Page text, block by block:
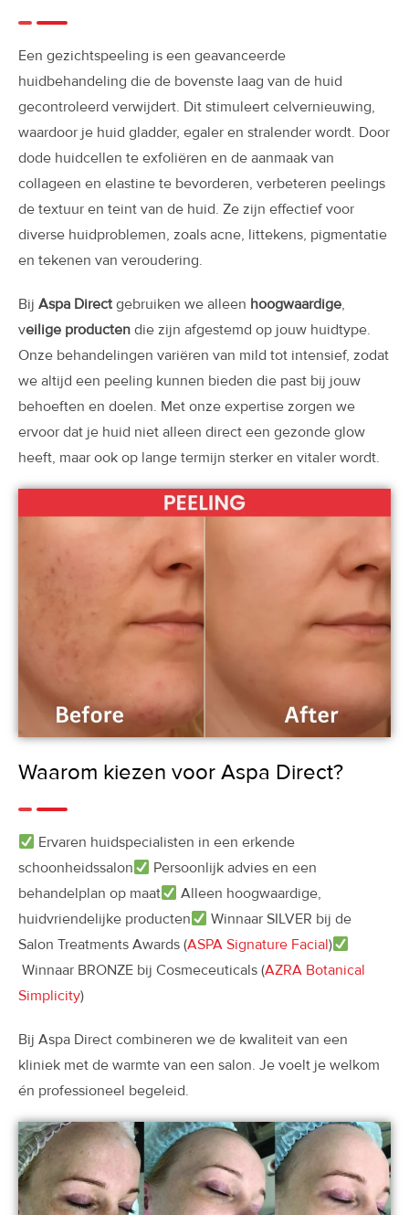
Een gezichtspeeling is een geavanceerde
huidbehandeling die de bovenste laag van de huid
gecontroleerd verwijdert. Dit stimuleert celvernieuwing,
waardoor je huid gladder, egaler en stralender wordt. Door
dode huidcellen te exfoliëren en de aanmaak van
collageen en elastine te bevorderen, verbeteren peelings
de textuur en teint van de huid. Ze zijn effectief voor
diverse huidproblemen, zoals acne, littekens, pigmentatie
en tekenen van veroudering.
Bij Aspa Direct gebruiken we alleen hoogwaardige,
veilige producten die zijn afgestemd op jouw huidtype.
Onze behandelingen variëren van mild tot intensief, zodat
we altijd een peeling kunnen bieden die past bij jouw
behoeften en doelen. Met onze expertise zorgen we
ervoor dat je huid niet alleen direct een gezonde glow
heeft, maar ook op lange termijn sterker en vitaler wordt.
Waarom kiezen voor Aspa Direct?
Ervaren huidspecialisten in een erkende
schoonheidssalon
Persoonlijk advies en een
behandelplan op maat
Alleen hoogwaardige,
huidvriendelijke producten
Winnaar SILVER bij de
Salon Treatments Awards (ASPA Signature Facial)
Winnaar BRONZE bij Cosmeceuticals (AZRA Botanical
Simplicity)
Bij Aspa Direct combineren we de kwaliteit van een
kliniek met de warmte van een salon. Je voelt je welkom
én professioneel begeleid.